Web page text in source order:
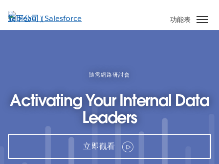
至
主
功能表
隨需網路研討會
Activating Your Internal Data
Leaders
立即觀看